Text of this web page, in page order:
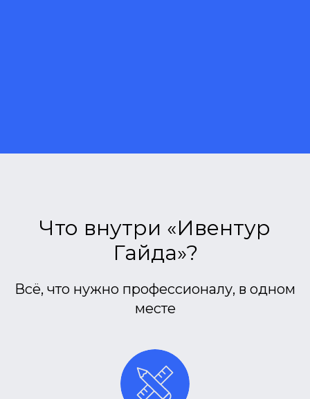
Что внутри «Ивентур
Гайда»?
Всё, что нужно профессионалу, в одном
месте